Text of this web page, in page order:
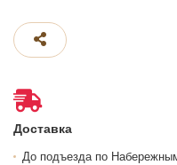
Доставка
До подъезда по